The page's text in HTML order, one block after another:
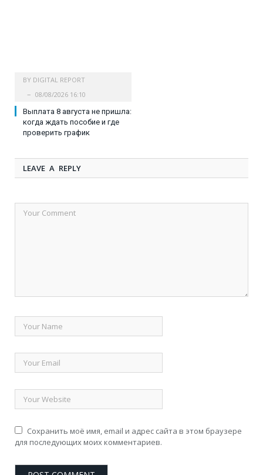
BY DIGITAL REPORT
08/08/2026 16:10
Выплата 8 августа не пришла:
когда ждать пособие и где
проверить график
LEAVE A REPLY
Сохранить моё имя, email и адрес сайта в этом браузере
для последующих моих комментариев.